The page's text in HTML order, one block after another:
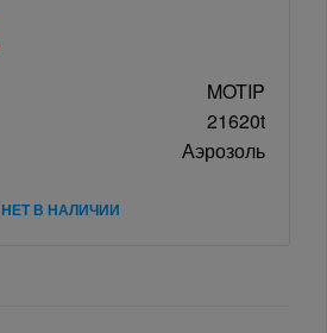
MOTIP
21620t
Аэрозоль
НЕТ В НАЛИЧИИ